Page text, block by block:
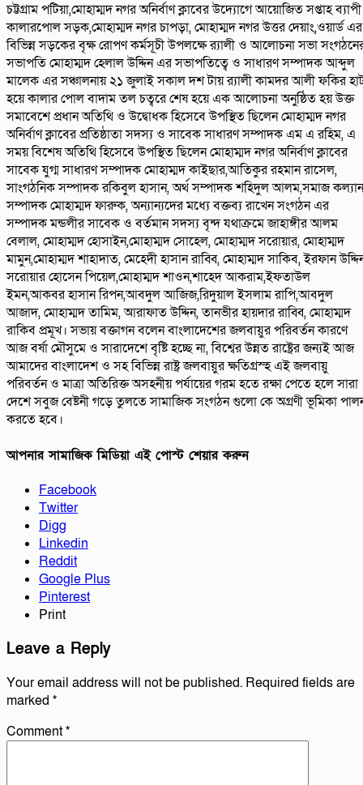
চট্টগ্রাম পটিয়া,মোহাম্মদ নগর অনির্বাণ ক্লাবের উদ্যোগে আয়োজিত সপ্তাহ ব্যাপী
কালারপোল সড়ক,মোহাম্মদ নগর চাপড়া, মোহাম্মদ নগর উত্তর দেয়াং,ওয়ার্ড এর
বিভিন্ন সড়কের বৃক্ষ রোপণ কর্মসূচী উপলক্ষে র‍্যালী ও আলোচনা সভা
সভাপতি মোহাম্মদ হেলাল উদ্দিন এর সভাপতিত্বে ও সাধারণ সম্পাদক আব্দুল
মালেক এর সঞ্চালনায় ২১ জুলাই সকাল দশ টায় র‍্যালী কামদর আলী ফকির
হয়ে কালার পোল বাদাম তল চত্বরে শেষ হয়ে এক আলোচনা অনুষ্ঠিত হয় উক্ত
সমাবেশে প্রধান অতিথি ও উদ্বোধক হিসেবে উপস্থিত ছিলেন মোহাম্মদ নগর
অনির্বাণ ক্লাবের প্রতিষ্ঠাতা সদস্য ও সাবেক সাধারণ সম্পাদক এম এ রহিম, এ
সময় বিশেষ অতিথি হিসেবে উপস্থিত ছিলেন মোহাম্মদ নগর অনির্বাণ ক্লাবের
সাবেক যুগ্ম সাধারণ সম্পাদক মোহাম্মদ কাইছার,আতিকুর রহমান রাসেল,
সাংগঠনিক সম্পাদক রকিবুল হাসান, অর্থ সম্পাদক শহিদুল আলম,সমাজ কল্যান
সম্পাদক মোহাম্মদ ফারুক, অন্যান্যদের মধ্যে বক্তব্য রাখেন সংগঠন এর
সম্পাদক মন্ডলীর সাবেক ও বর্তমান সদস্য বৃন্দ যথাক্রমে জাহাঙ্গীর আলম
বেলাল, মোহাম্মদ হোসাইন,মোহাম্মদ সোহেল, মোহাম্মদ সরোয়ার, মোহাম্মদ
মামুন,মোহাম্মদ শাহাদাত, মেহেদী হাসান রাব্বি, মোহাম্মদ সাকিব, ইরফান
সরোয়ার হোসেন পিয়েল,মোহাম্মদ শাওন,শাহেদ আকরাম,ইফতাউল
ইমন,আকবর হাসান রিপন,আবদুল আজিজ,রিদুয়াল ইসলাম রাপি,আবদুল
আজাদ, মোহাম্মদ তামিম, আরাফাত উদ্দিন, তানভীর হায়দার রাব্বি, মোহাম্মদ
রাকিব প্রমূখ। সভায় বক্তাগন বলেন বাংলাদেশের জলবায়ুর পরিবর্তন কারণে
আজ বর্ষা মৌসুমে ও সারাদেশে বৃষ্টি হচ্ছে না, বিশ্বের উন্নত রাষ্ট্রের জন্যই আজ
আমাদের বাংলাদেশ ও সহ বিভিন্ন রাষ্ট্র জলবায়ুর ক্ষতিগ্রস্হ এই জলবায়ু
পরিবর্তন ও মাত্রা অতিরিক্ত অসহনীয় পর্যায়ের গরম হতে রক্ষা পেতে হলে সারা
দেশে সবুজ বেষ্টনী গড়ে তুলতে সামাজিক সংগঠন গুলো কে অগ্রণী ভূমিকা
করতে হবে।
আপনার সামাজিক মিডিয়া এই পোস্ট শেয়ার করুন
Facebook
Twitter
Digg
Linkedin
Reddit
Google Plus
Pinterest
Print
Leave a Reply
Your email address will not be published. Required fields are
marked *
Comment*